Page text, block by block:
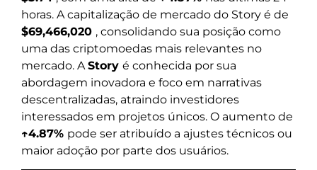
horas. A capitalização de mercado do Story é de
$69,466,020 , consolidando sua posição como
uma das criptomoedas mais relevantes no
mercado. A Story é conhecida por sua
abordagem inovadora e foco em narrativas
descentralizadas, atraindo investidores
interessados em projetos únicos. O aumento de
↑4.87% pode ser atribuído a ajustes técnicos ou
maior adoção por parte dos usuários.